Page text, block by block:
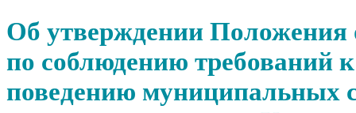
Об утверждении Положения
по соблюдению требований
поведению муниципальных